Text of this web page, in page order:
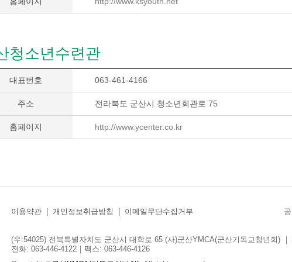
청소년수련관
대표번호 063-461-4166
주소 전라북도 군산시 청소년회관로 75
홈페이지 http://www.ycenter.co.kr
이용약관 개인정보취급방침 이메일무단수집거부
(우:54025) 전북특별자치도 군산시 대학로 65 (사)군산YMCA(군산기독교청년회)
전화: 063-446-4122｜팩스: 063-446-4126